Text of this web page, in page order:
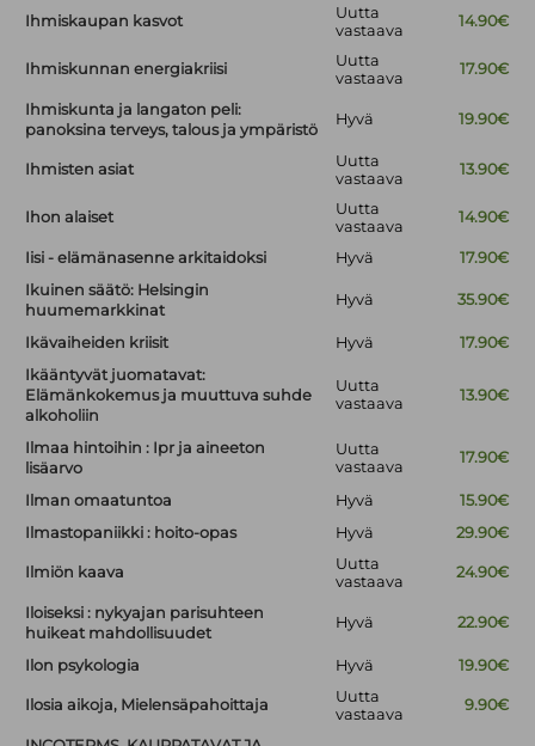
Ihmiskaupan kasvot
Uutta
vastaava
14.90€
Ihmiskunnan energiakriisi
Uutta
vastaava
17.90€
Ihmiskunta ja langaton peli:
panoksina terveys, talous ja ympäristö
Hyvä 19.90€
Ihmisten asiat
Uutta
vastaava
13.90€
Ihon alaiset
Uutta
vastaava
14.90€
Iisi - elämänasenne arkitaidoksi Hyvä
17.90€
Ikuinen säätö: Helsingin
huumemarkkinat
Hyvä 35.90€
Ikävaiheiden kriisit Hyvä
17.90€
Ikääntyvät juomatavat:
Elämänkokemus ja muuttuva suhde
alkoholiin
Uutta
vastaava
13.90€
Ilmaa hintoihin : Ipr ja aineeton
lisäarvo
Uutta
vastaava
17.90€
Ilman omaatuntoa Hyvä
15.90€
Ilmastopaniikki : hoito-opas
Hyvä 29.90€
Ilmiön kaava
Uutta
vastaava
24.90€
Iloiseksi : nykyajan parisuhteen
huikeat mahdollisuudet
Hyvä 22.90€
Ilon psykologia Hyvä 19.90€
Ilosia aikoja, Mielensäpahoittaja
Uutta
vastaava
9.90€